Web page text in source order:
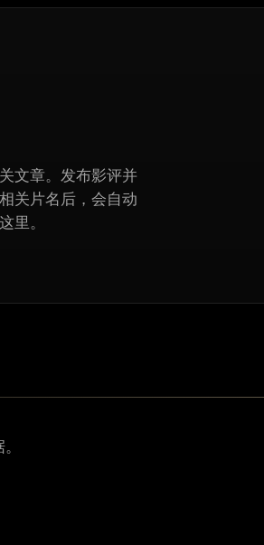
文章。发布影评并
关片名后，会自动
里。